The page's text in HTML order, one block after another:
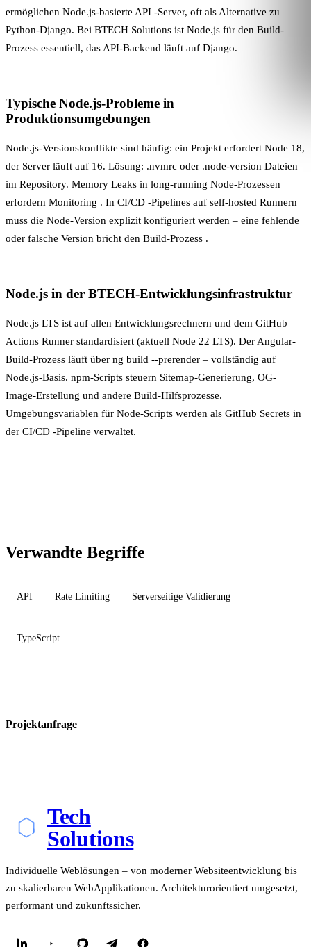
ermöglichen Node.js-basierte API -Server, oft als Alternative zu
Python-Django. Bei BTECH Solutions ist Node.js für den Build-
Prozess essentiell, das API-Backend läuft auf Django.
Typische Node.js-Probleme in
Produktionsumgebungen
Node.js-Versionskonflikte sind häufig: ein Projekt erfordert Node 18,
der Server läuft auf 16. Lösung: .nvmrc oder .node-version Dateien
im Repository. Memory Leaks in long-running Node-Prozessen
erfordern Monitoring . In CI/CD -Pipelines auf self-hosted Runnern
muss die Node-Version explizit konfiguriert werden – eine fehlende
oder falsche Version bricht den Build-Prozess .
Node.js in der BTECH-Entwicklungsinfrastruktur
Node.js LTS ist auf allen Entwicklungsrechnern und dem GitHub
Actions Runner standardisiert (aktuell Node 22 LTS). Der Angular-
Build-Prozess läuft über ng build --prerender – vollständig auf
Node.js-Basis. npm-Scripts steuern Sitemap-Generierung, OG-
Image-Erstellung und andere Build-Hilfsprozesse.
Umgebungsvariablen für Node-Scripts werden als GitHub Secrets in
der CI/CD -Pipeline verwaltet.
Verwandte Begriffe
API Rate Limiting Serverseitige Validierung
TypeScript
Projektanfrage
Tech
Solutions
Individuelle Weblösungen – von moderner Websiteentwicklung bis
zu skalierbaren WebApplikationen. Architekturorientiert umgesetzt,
performant und zukunftssicher.